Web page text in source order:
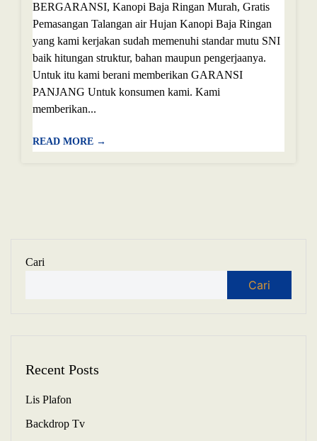
BERGARANSI, Kanopi Baja Ringan Murah, Gratis
Pemasangan Talangan air Hujan Kanopi Baja Ringan
yang kami kerjakan sudah memenuhi standar mutu SNI
baik hitungan struktur, bahan maupun pengerjaanya.
Untuk itu kami berani memberikan GARANSI
PANJANG Untuk konsumen kami. Kami
memberikan...
READ MORE →
Cari
Cari
Recent Posts
Lis Plafon
Backdrop Tv